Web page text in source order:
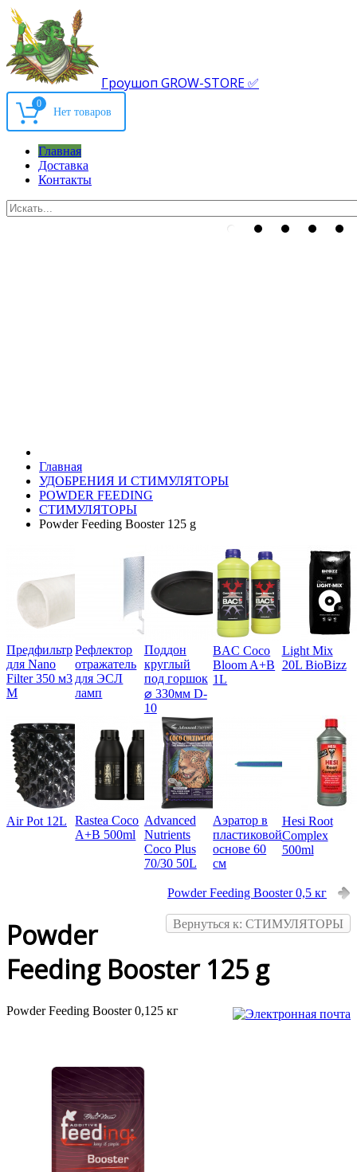
Гроушоп GROW-STORE ✅
0
Главная
Доставка
Контакты
Главная
УДОБРЕНИЯ И СТИМУЛЯТОРЫ
POWDER FEEDING
СТИМУЛЯТОРЫ
Powder Feeding Booster 125 g
Предфильтр
для Nano
Filter 350 м3
М
Рефлектор
отражатель
для ЭСЛ
ламп
Поддон
круглый
под горшок
⌀ 330мм D-
10
BAC Coco
Bloom A+B
1L
Light Mix
20L BioBizz
Air Pot 12L
Rastea Coco
A+B 500ml
Advanced
Nutrients
Coco Plus
70/30 50L
Аэратор в
пластиковой
основе 60
см
Hesi Root
Complex
500ml
Powder Feeding Booster 0,5 кг
Вернуться к: СТИМУЛЯТОРЫ
Powder
Feeding Booster 125 g
Powder Feeding Booster 0,125 кг